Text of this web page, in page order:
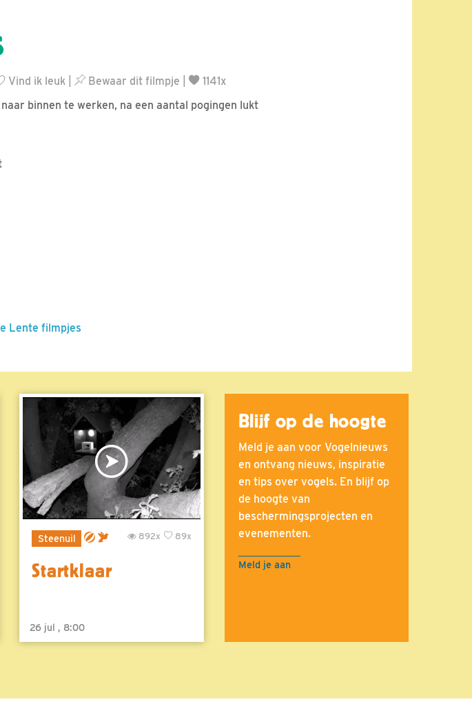
Vind ik leuk Bewaar dit filmpje
1141x
binnen te werken, na een aantal pogingen lukt
Lente filmpjes
Steenuil 89x
892x
Startklaar
26 jul , 8:00
Blijf op de hoogte
Meld je aan voor Vogelnieuws
en ontvang nieuws, inspiratie
en tips over vogels. En blijf op
de hoogte van
beschermingsprojecten en
evenementen.
Meld je aan